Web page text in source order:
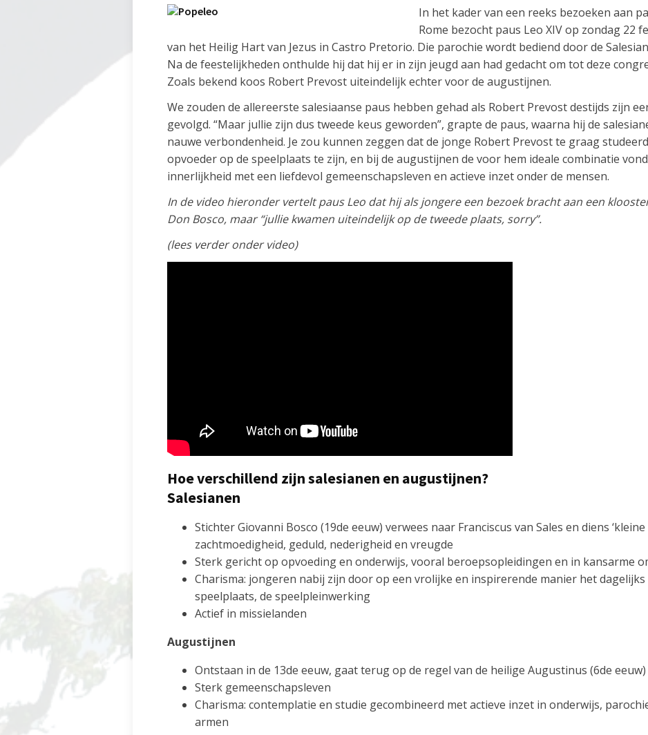
In het kader van een reeks bezoeken aan
Rome bezocht paus Leo XIV op zondag 22
van het Heilig Hart van Jezus in Castro Pretorio. Die parochie wordt bediend door de
Na de feestelijkheden onthulde hij dat hij er in zijn jeugd aan had gedacht om tot deze
Zoals bekend koos Robert Prevost uiteindelijk echter voor de augustijnen.
We zouden de allereerste salesiaanse paus hebben gehad als Robert Prevost destijds zijn
gevolgd. “Maar jullie zijn dus tweede keus geworden”, grapte de paus, waarna hij de
nauwe verbondenheid. Je zou kunnen zeggen dat de jonge Robert Prevost te graag
opvoeder op de speelplaats te zijn, en bij de augustijnen de voor hem ideale combinatie
innerlijkheid met een liefdevol gemeenschapsleven en actieve inzet onder de mensen.
In de video hieronder vertelt paus Leo dat hij als jongere een bezoek bracht aan een
Don Bosco, maar “jullie kwamen uiteindelijk op de tweede plaats, sorry”.
(lees verder onder video)
Hoe verschillend zijn salesianen en augustijnen?
Salesianen
Stichter Giovanni Bosco (19de eeuw) verwees naar Franciscus van Sales en diens ‘kleine
zachtmoedigheid, geduld, nederigheid en vreugde
Sterk gericht op opvoeding en onderwijs, vooral beroepsopleidingen en in kansarme
Charisma: jongeren nabij zijn door op een vrolijke en inspirerende manier het dagelijks
speelplaats, de speelpleinwerking
Actief in missielanden
Augustijnen
Ontstaan in de 13de eeuw, gaat terug op de regel van de heilige Augustinus (6de eeuw)
Sterk gemeenschapsleven
Charisma: contemplatie en studie gecombineerd met actieve inzet in onderwijs,
armen